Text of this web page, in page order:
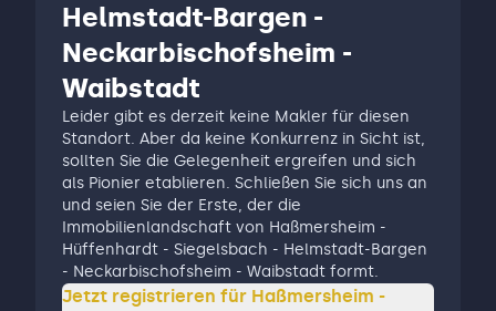
Helmstadt-Bargen -
Neckarbischofsheim -
Waibstadt
Leider gibt es derzeit keine Makler für diesen
Standort. Aber da keine Konkurrenz in Sicht ist,
sollten Sie die Gelegenheit ergreifen und sich
als Pionier etablieren. Schließen Sie sich uns an
und seien Sie der Erste, der die
Immobilienlandschaft von Haßmersheim -
Hüffenhardt - Siegelsbach - Helmstadt-Bargen
- Neckarbischofsheim - Waibstadt formt.
Jetzt registrieren für Haßmersheim -